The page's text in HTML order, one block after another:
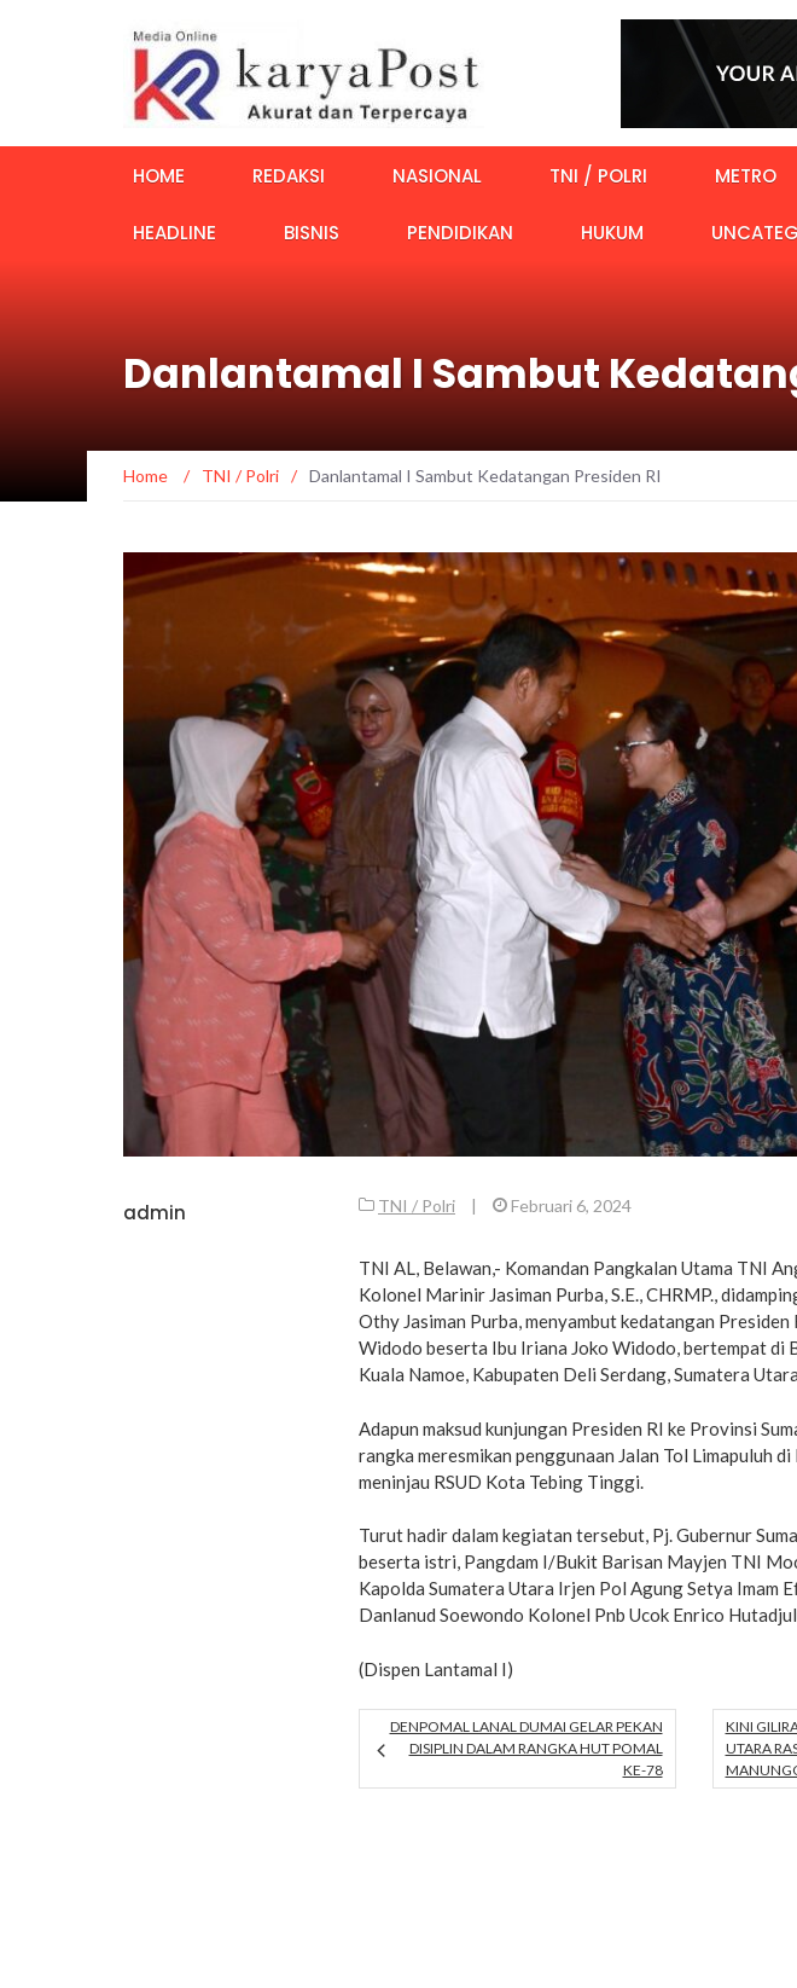
HOME REDAKSI NASIONAL TNI / POLRI METRO
HEADLINE BISNIS PENDIDIKAN HUKUM
Danlantamal I Sambut
Home / TNI / Polri / Danlantamal I Sambut Kedatangan Presiden RI
admin TNI / Polri | Februari 6, 2024
TNI AL, Belawan,- Komandan Pangkalan Utama TNI
Kolonel Marinir Jasiman Purba, S.E., CHRMP.,
Othy Jasiman Purba, menyambut kedatangan Presiden
Widodo beserta Ibu Iriana Joko Widodo, bertempat di
Kuala Namoe, Kabupaten Deli Serdang, Sumatera
Adapun maksud kunjungan Presiden RI ke Provinsi
rangka meresmikan penggunaan Jalan Tol Limapuluh
meninjau RSUD Kota Tebing Tinggi.
Turut hadir dalam kegiatan tersebut, Pj. Gubernur
beserta istri, Pangdam I/Bukit Barisan Mayjen TNI
Kapolda Sumatera Utara Irjen Pol Agung Setya Imam
Danlanud Soewondo Kolonel Pnb Ucok Enrico
(Dispen Lantamal I)
DENPOMAL LANAL DUMAI GELAR PEKAN
DISIPLIN DALAM RANGKA HUT POMAL
KE-78
KINI
UTARA